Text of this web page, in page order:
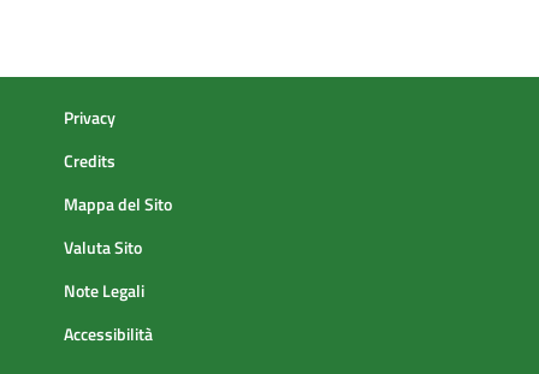
Privacy
Credits
Mappa del Sito
Valuta Sito
Note Legali
Accessibilità